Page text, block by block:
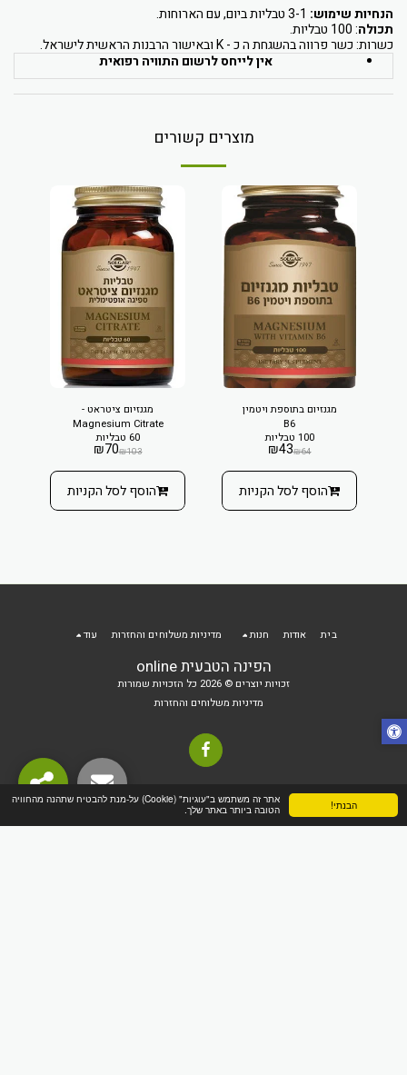
הבנתי!
אתר זה משתמש ב"עוגיות" (Cookie) על-מנת להבטיח שתהנה מהחוויה
הטובה ביותר באתר שלך.
הנחיות שימוש: 3-1 טבליות ביום, עם הארוחות.
תכולה: 100 טבליות.
כשרות: כשר פרווה בהשגחת ה כ - K ובאישור הרבנות הראשית לישראל.
אין לייחס לרשום התוויה רפואית
מוצרים קשורים
מגנזיום בתוספת ויטמין
B6
100 טבליות
₪64
₪43
הוסף לסל הקניות
מגנזיום ציטראט -
Magnesium Citrate
60 טבליות
₪103
₪70
הוסף לסל הקניות
הפינה הטבעית online
זכויות יוצרים © 2026 כל הזכויות שמורות
מדיניות משלוחים והחזרות
בית אודות חנות מדיניות משלוחים והחזרות עוד